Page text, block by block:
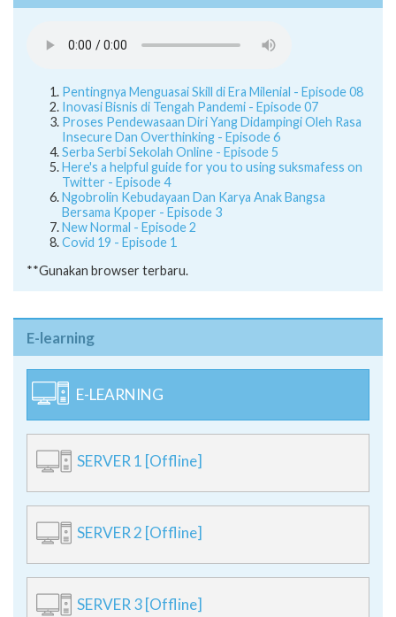
Pentingnya Menguasai Skill di Era Milenial - Episode 08
Inovasi Bisnis di Tengah Pandemi - Episode 07
Proses Pendewasaan Diri Yang Didampingi Oleh Rasa
Insecure Dan Overthinking - Episode 6
Serba Serbi Sekolah Online - Episode 5
Here's a helpful guide for you to using suksmafess on
Twitter - Episode 4
Ngobrolin Kebudayaan Dan Karya Anak Bangsa
Bersama Kpoper - Episode 3
New Normal - Episode 2
Covid 19 - Episode 1
**Gunakan browser terbaru.
E-learning
E-LEARNING
SERVER 1 [Offline]
SERVER 2 [Offline]
SERVER 3 [Offline]